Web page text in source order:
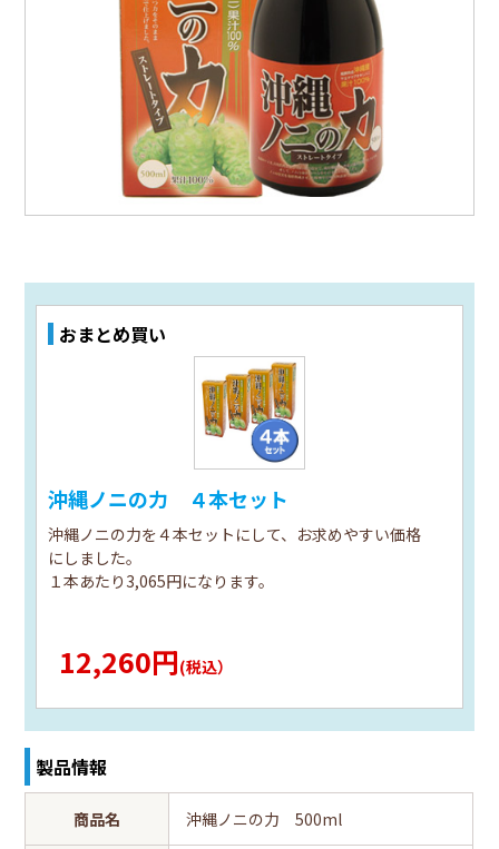
おまとめ買い
沖縄ノニの力 ４本セット
沖縄ノニの力を４本セットにして、お求めやすい価格
にしました。
１本あたり3,065円になります。
12,260円(税込）
製品情報
商品名 沖縄ノニの力 500ml